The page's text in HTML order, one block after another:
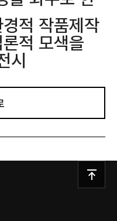
적 작품제작
적 모색을
시